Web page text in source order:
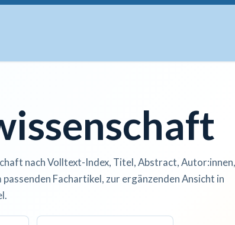
nach Volltext-Index, Titel, Abstract, Autor:innen,
Fachartikel, zur ergänzenden Ansicht in